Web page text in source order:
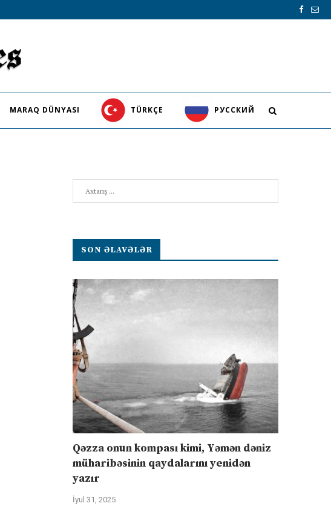
MARAQ DÜNYASI TÜRKÇE PУССКИЙ
SON ƏLAVƏLƏR
Qəzza onun kompası kimi, Yəmən dəniz
müharibəsinin qaydalarını yenidən
yazır
İyul 31, 2025